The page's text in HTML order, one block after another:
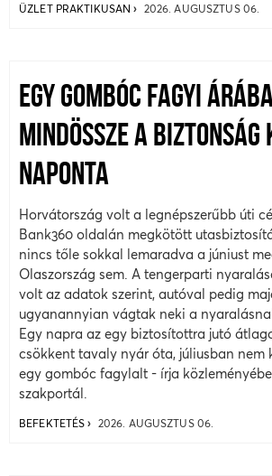
ÜZLET PRAKTIKUSAN 2026. AUGUSZTUS 06.
EGY GOMBÓC FAGYI
MINDÖSSZE A BIZTONSÁG
NAPONTA
Horvátország volt a legnépszerűbb úti
Bank360 oldalán megkötött
nincs tőle sokkal lemaradva a júniust
Olaszország sem. A tengerparti
volt az adatok szerint, autóval pedig
ugyanannyian vágtak neki a
Egy napra az egy biztosítottra jutó
csökkent tavaly nyár óta, júliusban nem
egy gombóc fagylalt - írja
szakportál.
BEFEKTETÉS 2026. AUGUSZTUS 06.